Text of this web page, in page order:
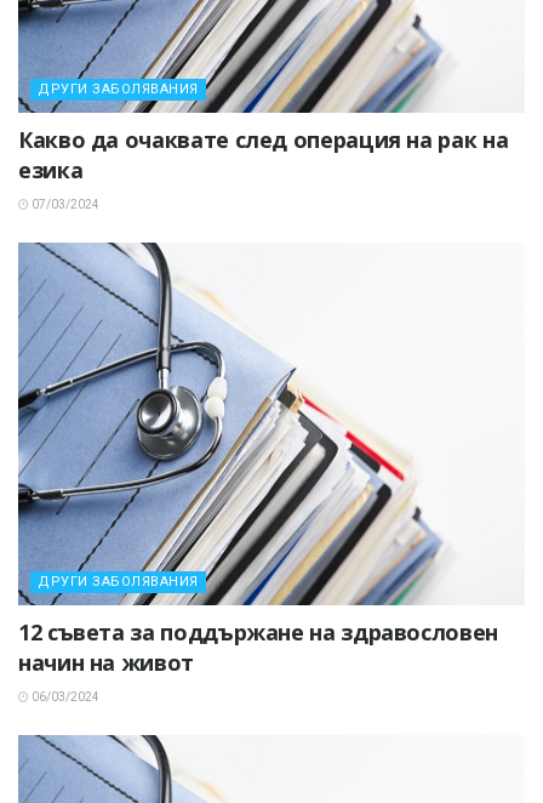
ДРУГИ ЗАБОЛЯВАНИЯ
Какво да очаквате след операция на рак на
езика
07/03/2024
ДРУГИ ЗАБОЛЯВАНИЯ
12 съвета за поддържане на здравословен
начин на живот
06/03/2024